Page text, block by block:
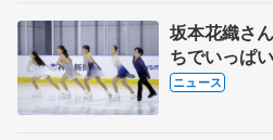
坂本花織さ
ちでいっぱ
イスキャン
ニュース